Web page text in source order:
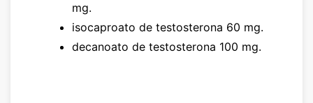
mg.
isocaproato de testosterona 60 mg.
decanoato de testosterona 100 mg.